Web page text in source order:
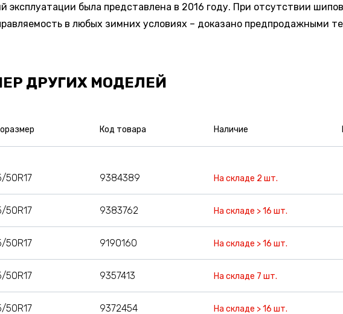
эксплуатации была представлена в 2016 году. При отсутствии
в любых зимних условиях – доказано предпродажными
ДРУГИХ МОДЕЛЕЙ
Код товара Наличие
50R17 9384389 На складе 2 шт.
50R17 9383762 На складе > 16 шт.
50R17 9190160 На складе > 16 шт.
50R17 9357413 На складе 7 шт.
50R17 9372454 На складе > 16 шт.